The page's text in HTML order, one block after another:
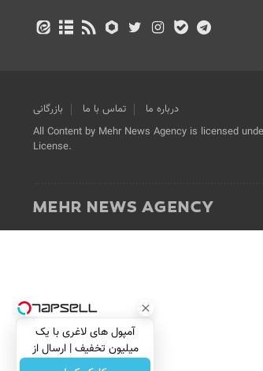
درباره ما تماس با ما
بازرگانی
All Content by Mehr News Agency is licensed
License.
آمپول های لاغری با یک
میلیون تخفیف | ارسال از
داروخانه های معتبر